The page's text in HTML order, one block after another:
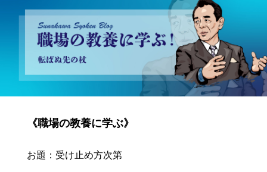
砂川昇建会長ブログ 職場の教養に学ぶ！～転ばぬ先の杖～
《職場の教養に学ぶ》
お題：受け止め方次第